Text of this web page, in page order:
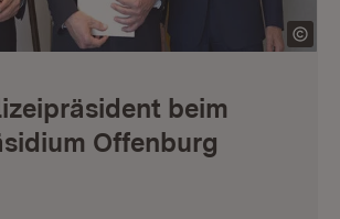
beim
Offenburg